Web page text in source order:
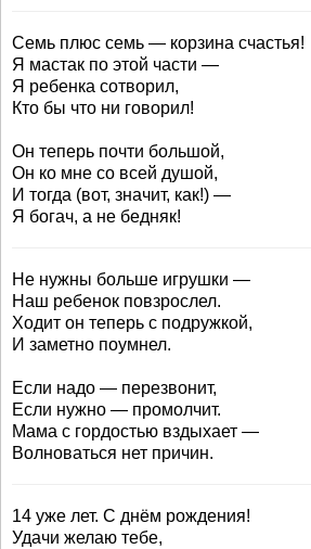
Семь плюс семь — корзина счастья!
Я мастак по этой части —
Я ребенка сотворил,
Кто бы что ни говорил!
Он теперь почти большой,
Он ко мне со всей душой,
И тогда (вот, значит, как!) —
Я богач, а не бедняк!
Не нужны больше игрушки —
Наш ребенок повзрослел.
Ходит он теперь с подружкой,
И заметно поумнел.
Если надо — перезвонит,
Если нужно — промолчит.
Мама с гордостью вздыхает —
Волноваться нет причин.
14 уже лет. С днём рождения!
Удачи желаю тебе,